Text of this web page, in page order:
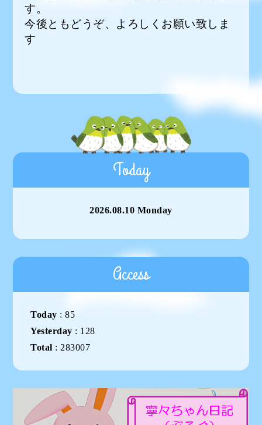
す。
今後ともどうぞ、よろしくお願い致しま
す
Today
2026.08.10 Monday
Access
Today :85
Yesterday : 128
Total : 283007